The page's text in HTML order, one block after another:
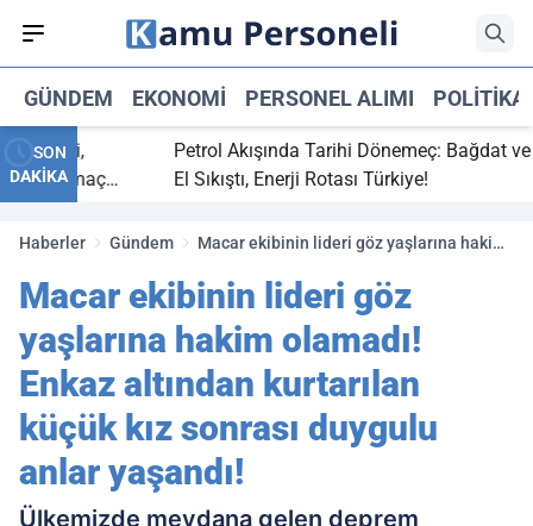
GÜNDEM EKONOMI PERSONEL ALIMI POLITIKA
SON
DAKİKA
bitti,
maç
Petrol Akışında Tarihi Dönemeç: Bağdat ve
El Sıkıştı, Enerji Rotası Türkiye!
Haberler Gündem
Macar ekibinin lideri göz yaşlarına hakim
kız sonrası duygulu anlar yaşandı!
Macar ekibinin lideri göz
yaşlarına hakim olamadı!
Enkaz altından kurtarılan
küçük kız sonrası duygulu
anlar yaşandı!
Ülkemizde meydana gelen deprem